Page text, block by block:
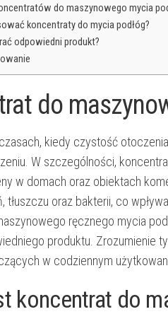
do maszynowego mycia
koncentraty do mycia podłóg?
odpowiedni produkt?
do
kiedy czystość
W szczególności,
w domach oraz obiektach
tłuszczu oraz bakterii, co
ręcznego mycia
produktu. Zrozumienie
w codziennym
koncentrat do